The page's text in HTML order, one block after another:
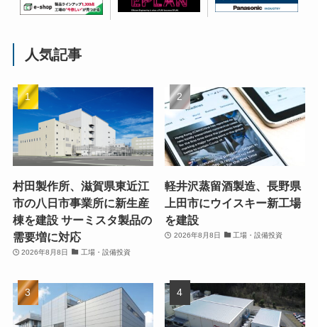
人気記事
村田製作所、滋賀県東近江
市の八日市事業所に新生産
棟を建設 サーミスタ製品の
需要増に対応
2026年8月8日 工場・設備投資
軽井沢蒸留酒製造、長野県
上田市にウイスキー新工場
を建設
2026年8月8日 工場・設備投資